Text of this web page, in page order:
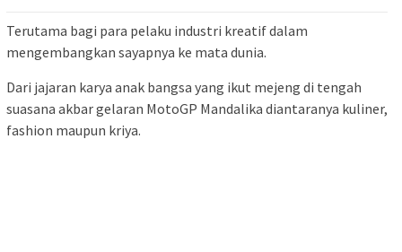
Terutama bagi para pelaku industri kreatif dalam
mengembangkan sayapnya ke mata dunia.
Dari jajaran karya anak bangsa yang ikut mejeng di tengah
suasana akbar gelaran MotoGP Mandalika diantaranya kuliner,
fashion maupun kriya.